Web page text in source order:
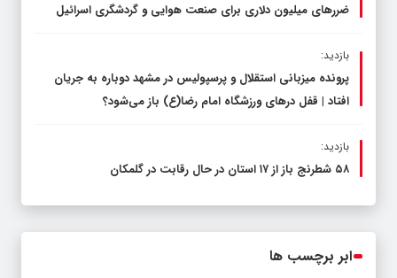
ضررهای میلیون دلاری برای صنعت هوایی و گردشگری اسرائیل
بازدید:
پرونده میزبانی استقلال و پرسپولیس در مشهد دوباره به جریان
افتاد | قفل در‌های ورزشگاه امام رضا(ع) باز می‌شود؟
بازدید:
۵۸ شطرنج‌ باز از ۱۷ استان در حال رقابت در گلمکان
ابر برچسب ها